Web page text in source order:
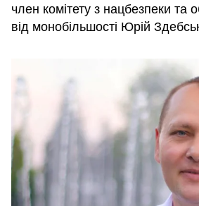
член комітету з нацбезпеки та
від монобільшості Юрій